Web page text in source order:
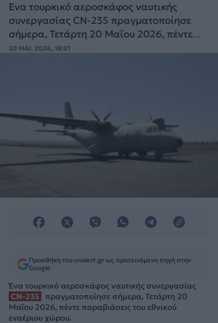
Ένα τουρκικό αεροσκάφος ναυτικής
συνεργασίας CN-235 πραγματοποίησε
σήμερα, Τετάρτη 20 Μαΐου 2026, πέντε
παραβιάσεις του εθνικού εναέριου
20 ΜΑΙ. 2026, 18:01
Προσθήκη του onalert.gr ως προτεινόμενη πηγή στην
Google
Ένα τουρκικό αεροσκάφος ναυτικής συνεργασίας
CN-235
πραγματοποίησε σήμερα, Τετάρτη 20
Μαΐου 2026, πέντε παραβιάσεις του εθνικού
εναέριου χώρου.